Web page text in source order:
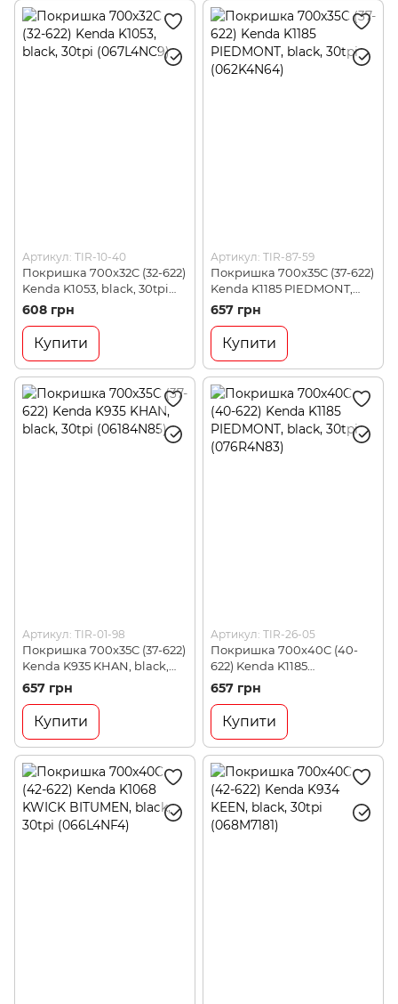
Артикул: TIR-10-40
Покришка 700x32C (32-622)
Kenda K1053, black, 30tpi
(067L4NC9)
608 грн
Купити
Артикул: TIR-87-59
Покришка 700x35C (37-622)
Kenda K1185 PIEDMONT,
black, 30tpi (062K4N64)
657 грн
Купити
Артикул: TIR-01-98
Покришка 700x35C (37-622)
Kenda K935 KHAN, black,
30tpi (06184N85)
657 грн
Купити
Артикул: TIR-26-05
Покришка 700x40C (40-
622) Kenda K1185
PIEDMONT, black, 30tpi
(076R4N83)
657 грн
Купити